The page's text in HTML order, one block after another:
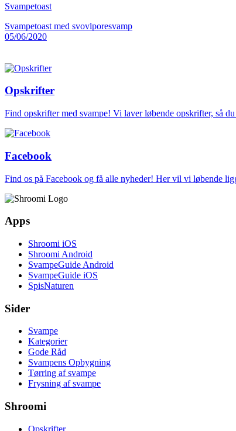
Svampetoast
Svampetoast med svovlporesvamp
05/06/2020
Opskrifter
Find opskrifter med svampe! Vi laver løbende opskrifter, så
Facebook
Find os på Facebook og få alle nyheder! Her vil vi løbende
Apps
Shroomi iOS
Shroomi Android
SvampeGuide Android
SvampeGuide iOS
SpisNaturen
Sider
Svampe
Kategorier
Gode Råd
Svampens Opbygning
Tørring af svampe
Frysning af svampe
Shroomi
Opskrifter